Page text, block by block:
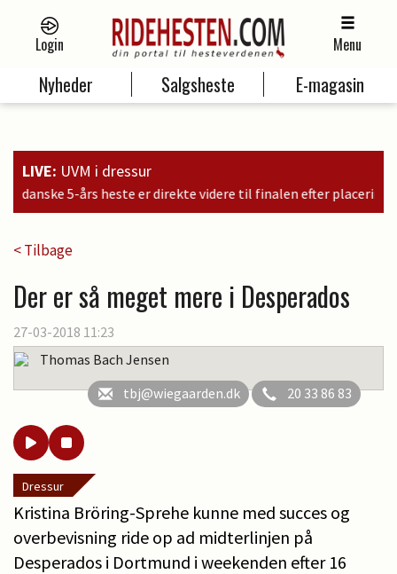
Login Menu
Nyheder Salgsheste E-magasin
LIVE: UVM i dressur
videre til finalen efter placeringer i kvalifikationen som nr.
< Tilbage
Der er så meget mere i Desperados
27-03-2018 11:23
Thomas Bach Jensen
tbj@wiegaarden.dk
20 33 86 83
Dressur
Kristina Bröring-Sprehe kunne med succes og
overbevisning ride op ad midterlinjen på
Desperados i Dortmund i weekenden efter 16